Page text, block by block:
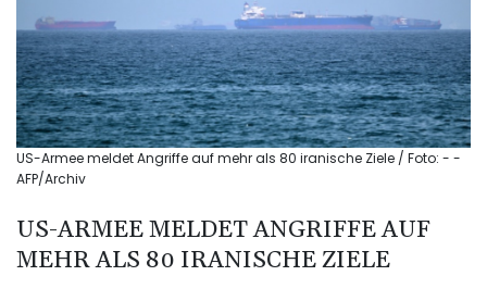
US-Armee meldet Angriffe auf mehr als 80 iranische Ziele / Foto: - -
AFP/Archiv
US-ARMEE MELDET ANGRIFFE AUF
MEHR ALS 80 IRANISCHE ZIELE